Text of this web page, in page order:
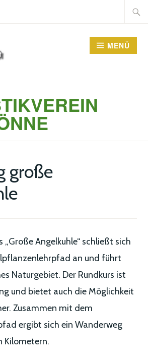
Suche
MENÜ
große
„Große Angelkuhle“ schließt sich
an und führt
Naturgebiet. Der Rundkurs ist
und bietet auch die Möglichkeit
Zusammen mit dem
ergibt sich ein Wanderweg
Kilometern.